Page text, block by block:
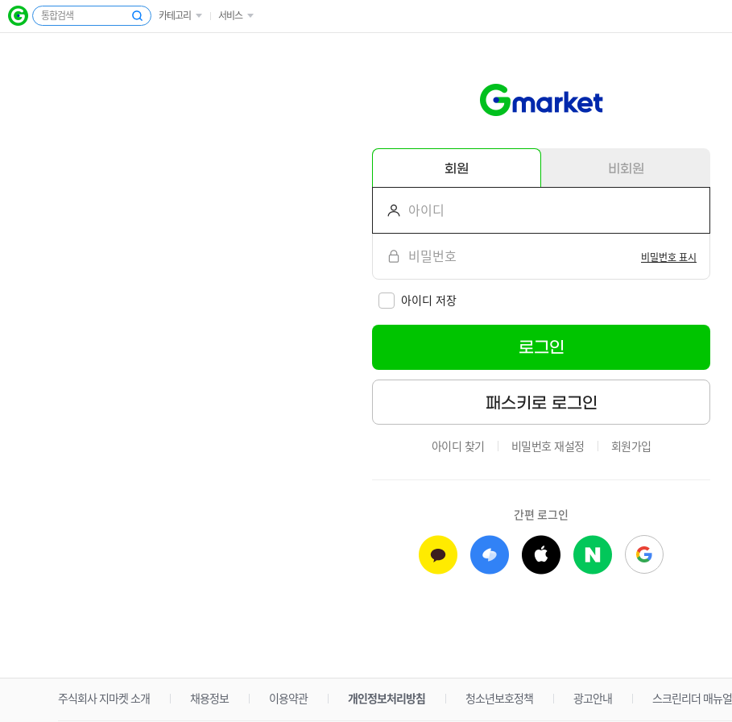
카테고리 서비스
회원 비회원
비밀번호 표시
아이디 저장
로그인
패스키로 로그인
아이디 찾기 비밀번호 재설정 회원가입
간편 로그인
주식회사 지마켓 소개 채용정보 이용약관 개인정보처리방침 청소년보호정책 광고안내 스크린리더 매뉴얼